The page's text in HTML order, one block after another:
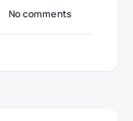
No comments